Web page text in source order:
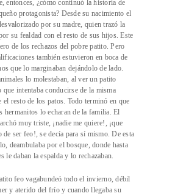
entonces, ¿cómo continuó la historia de
protagonista? Desde su nacimiento el
por su madre, quien trazó la
su fealdad con el resto de sus hijos. Este
de los rechazos del pobre patito. Pero
también estuvieron en boca de
que lo marginaban dejándolo de lado.
lo molestaban, al ver un patito
que intentaba conducirse de la misma
el resto de los patos. Todo terminó en que
hermanitos lo echaran de la familia. El
muy triste, ¡nadie me quiere!, ¡que
de ser feo!, se decía para sí mismo. De esta
deambulaba por el bosque, donde hasta
le daban la espalda y lo rechazaban.
feo vagabundeó todo el invierno, débil
y aterido del frío y cuando llegaba su